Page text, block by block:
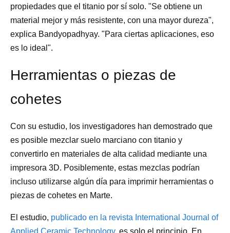
propiedades que el titanio por sí solo. "Se obtiene un
material mejor y más resistente, con una mayor dureza",
explica Bandyopadhyay. "Para ciertas aplicaciones, eso
es lo ideal".
Herramientas o piezas de
cohetes
Con su estudio, los investigadores han demostrado que
es posible mezclar suelo marciano con titanio y
convertirlo en materiales de alta calidad mediante una
impresora 3D. Posiblemente, estas mezclas podrían
incluso utilizarse algún día para imprimir herramientas o
piezas de cohetes en Marte.
El estudio, publicado en la revista International Journal of
Applied Ceramic Technology, es solo el principio. En